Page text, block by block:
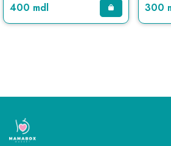
400 mdl 300